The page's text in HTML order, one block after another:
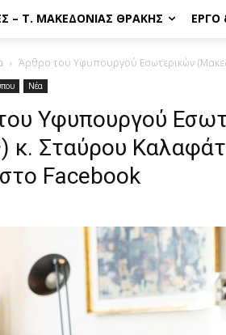
– Τ. ΜΑΚΕΔΟΝΊΑΣ ΘΡΆΚΗΣ ΈΡΓΟ
Άρθρο του Υφυπουργού Εσωτερικών
Νέα
Υφυπουργού
κ. Σταύρου
Facebook